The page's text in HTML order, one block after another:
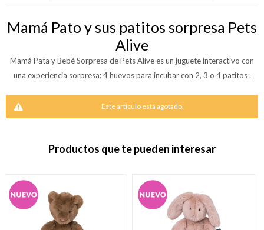
Mamá Pato y sus patitos sorpresa Pets
Alive
Mamá Pata y Bebé Sorpresa de Pets Alive es un juguete interactivo con
una experiencia sorpresa: 4 huevos para incubar con 2, 3 o 4 patitos .
Este artículo está agotado.
Productos que te pueden interesar